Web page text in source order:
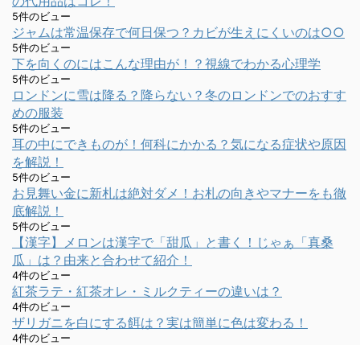
5件のビュー
ジャムは常温保存で何日保つ？カビが生えにくいのは○○
5件のビュー
下を向くのにはこんな理由が！？視線でわかる心理学
5件のビュー
ロンドンに雪は降る？降らない？冬のロンドンでのおすす
めの服装
5件のビュー
耳の中にできものが！何科にかかる？気になる症状や原因
を解説！
5件のビュー
お見舞い金に新札は絶対ダメ！お札の向きやマナーをも徹
底解説！
5件のビュー
【漢字】メロンは漢字で「甜瓜」と書く！じゃぁ「真桑
瓜」は？由来と合わせて紹介！
4件のビュー
紅茶ラテ・紅茶オレ・ミルクティーの違いは？
4件のビュー
ザリガニを白にする餌は？実は簡単に色は変わる！
4件のビュー